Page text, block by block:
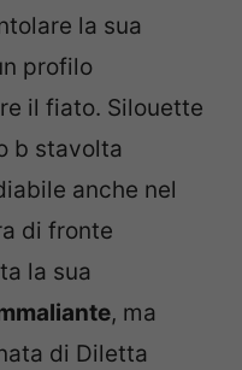
la sua
profilo
il fiato. Silouette
b stavolta
anche nel
di fronte
la sua
, ma
di Diletta